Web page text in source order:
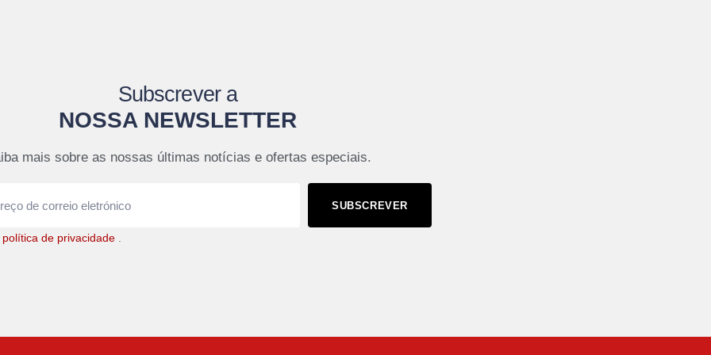
Subscrever a
NOSSA NEWSLETTER
mais sobre as nossas últimas notícias e ofertas especiais.
SUBSCREVER
política de privacidade .